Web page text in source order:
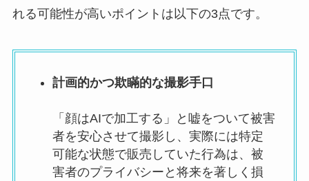
れる可能性が高いポイントは以下の3点です。
計画的かつ欺瞞的な撮影手口
「顔はAIで加工する」と嘘をついて被害
者を安心させて撮影し、実際には特定
可能な状態で販売していた行為は、被
害者のプライバシーと将来を著しく損